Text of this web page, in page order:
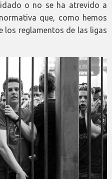
o no se ha atrevido a
que, como hemos
los reglamentos de las ligas